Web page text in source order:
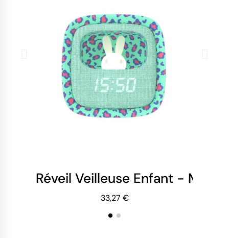
Réveil Veilleuse Enfant -
33,27 €